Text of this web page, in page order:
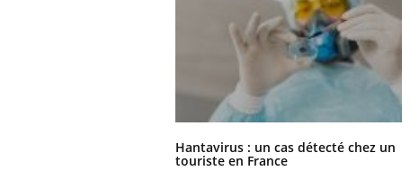
Hantavirus : un cas détecté chez un
touriste en France